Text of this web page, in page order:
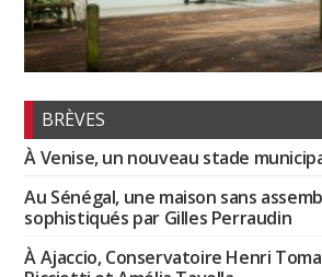
BRÈVES
À Venise, un nouveau stade
Au Sénégal, une maison sans
sophistiqués par Gilles Perraudin
À Ajaccio, Conservatoire Henri